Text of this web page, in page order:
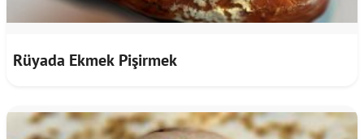
Rüyada Ekmek Pişirmek